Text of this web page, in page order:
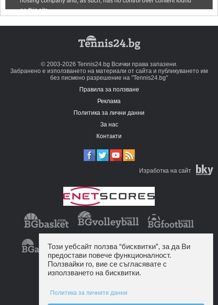
© 2003-2026 Tennis24.bg Всички права запазени.
Забранено е използването на материали от сайта и публикуването им
без писмено разрешение на "Tennis24.bg"
Правила за ползване
Реклама
Политика за лични данни
За нас
Контакти
Изработка на сайт
Този уебсайт ползва “бисквитки”, за да Ви
предостави повече функционалност.
Ползвайки го, вие се съгласявате с
използването на бисквитки.
Политика за личните данни